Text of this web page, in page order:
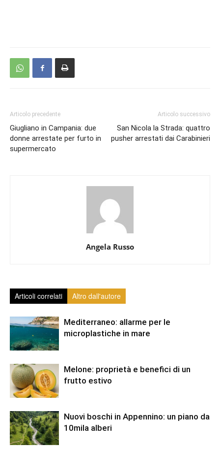
Articolo precedente
Giugliano in Campania: due
donne arrestate per furto in
supermercato
Articolo successivo
San Nicola la Strada: quattro
pusher arrestati dai Carabinieri
Angela Russo
Articoli correlati Altro dall'autore
Mediterraneo: allarme per le
microplastiche in mare
Melone: proprietà e benefici di un
frutto estivo
Nuovi boschi in Appennino: un piano da
10mila alberi